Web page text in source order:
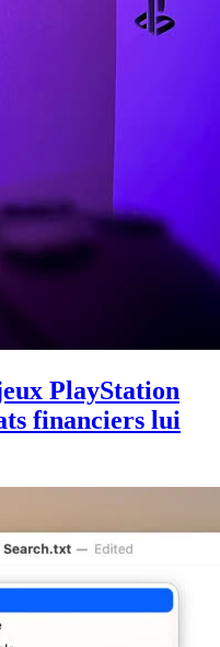
PlayStation
financiers lui